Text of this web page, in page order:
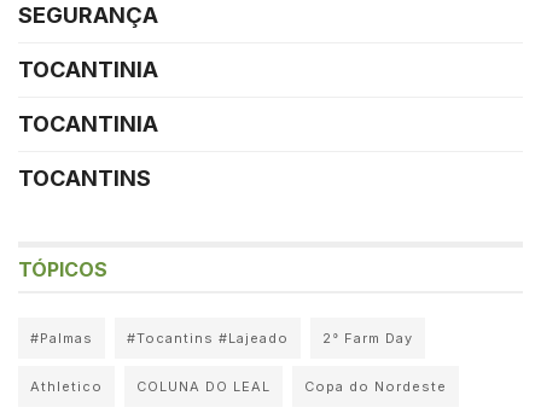
SEGURANÇA
TOCANTINIA
TOCANTINIA
TOCANTINS
TÓPICOS
#Palmas #Tocantins #Lajeado 2° Farm Day
Athletico COLUNA DO LEAL Copa do Nordeste